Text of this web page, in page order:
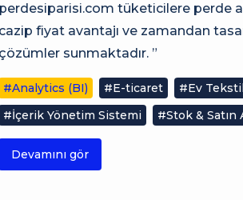
perdesiparisi.com tüketicilere perde
cazip fiyat avantajı ve zamandan
çözümler sunmaktadır. ”
#Analytics (BI) #E-ticaret
#Ev
#İçerik Yönetim Sistemi
#Stok & Satın
Devamını gör